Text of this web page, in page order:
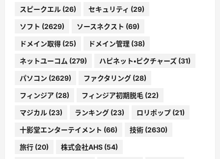
スピークエル (26) セキュリティ (29)
ソフト (2629) ソースネクスト (69)
ドメイン取得 (25) ドメイン管理 (38)
ネットユーコム (279) ハピネット・ピクチャーズ (31)
パソコン (2629) ファクタリング (28)
フィンジア (28) フィンジア初期脱毛 (22)
マジカル (23) ランキング (23) ロリポップ (21)
十影堂エンターテイメント (66) 技術 (2630)
旅行 (20) 株式会社AHS (54)